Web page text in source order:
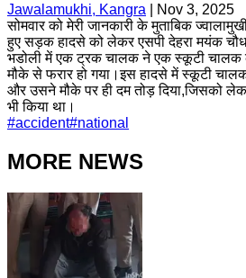
Jawalamukhi, Kangra
Nov 3, 2025
सोमवार को मेरी जानकारी के मुताबिक
हुए सड़क हादसे को लेकर एसपी देहरा मयंक
भडोली में एक ट्रक चालक ने एक स्कूटी चालक
मौके से फरार हो गया।इस हादसे में स्कूटी
और उसने मौके पर ही दम तोड़ दिया,जिसको
भी किया था।
#accident#national
MORE NEWS